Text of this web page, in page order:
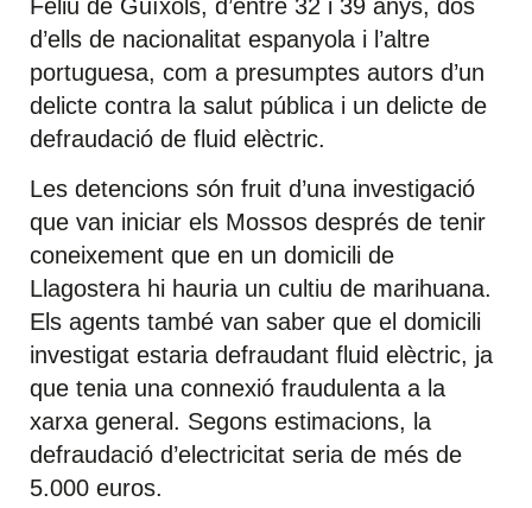
Feliu de Guíxols, d’entre 32 i 39 anys, dos
d’ells de nacionalitat espanyola i l’altre
portuguesa, com a presumptes autors d’un
delicte contra la salut pública i un delicte de
defraudació de fluid elèctric.
Les detencions són fruit d’una investigació
que van iniciar els Mossos després de tenir
coneixement que en un domicili de
Llagostera hi hauria un cultiu de marihuana.
Els agents també van saber que el domicili
investigat estaria defraudant fluid elèctric, ja
que tenia una connexió fraudulenta a la
xarxa general. Segons estimacions, la
defraudació d’electricitat seria de més de
5.000 euros.